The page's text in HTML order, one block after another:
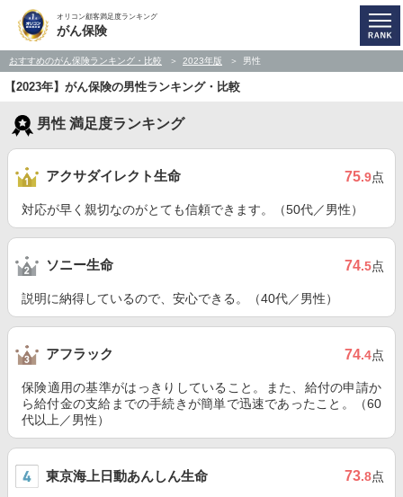
オリコン顧客満足度ランキング
がん保険
おすすめのがん保険ランキング・比較 2023年版 男性
【2023年】がん保険の男性ランキング・比較
男性 満足度ランキング
アクサダイレクト生命 75.9点
対応が早く親切なのがとても信頼できます。（50代／男性）
ソニー生命 74.5点
説明に納得しているので、安心できる。（40代／男性）
アフラック 74.4点
保険適用の基準がはっきりしていること。また、給付の申請か
ら給付金の支給までの手続きが簡単で迅速であったこと。（60
代以上／男性）
東京海上日動あんしん生命 73.8点